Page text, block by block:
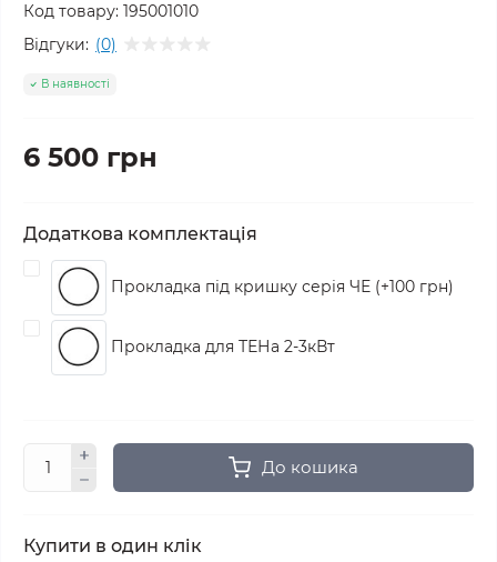
Код товару: 195001010
Відгуки: (0)
В наявності
6 500 грн
Додаткова комплектація
Прокладка під кришку серія ЧЕ (+100 грн)
Прокладка для ТЕНа 2-3кВт
До кошика
Купити в один клік